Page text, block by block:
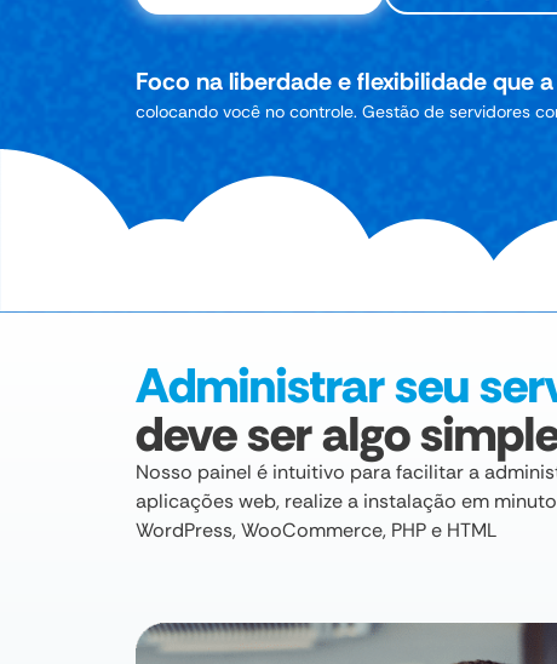
Foco na liberdade e flexibilidade que
colocando você no controle. Gestão de servidores
Administrar seu
deve ser algo
Nosso painel é intuitivo para facilitar a
aplicações web, realize a instalação em
WordPress, WooCommerce, PHP e HTML